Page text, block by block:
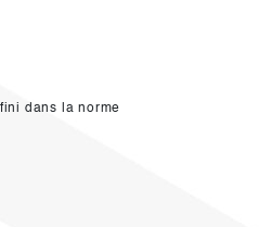
dans la norme